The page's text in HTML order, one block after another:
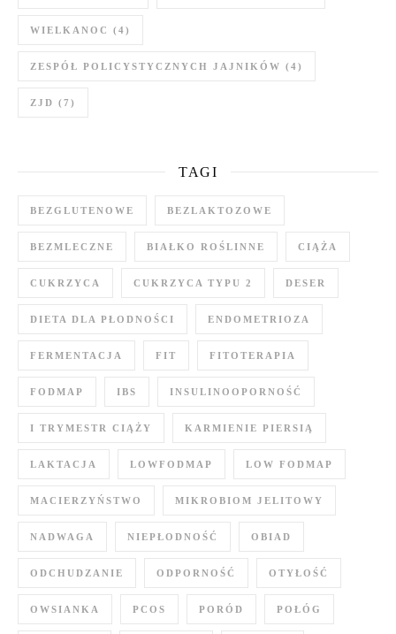
WIELKANOC (4)
ZESPÓŁ POLICYSTYCZNYCH JAJNIKÓW (4)
ZJD (7)
TAGI
BEZGLUTENOWE BEZLAKTOZOWE
BEZMLECZNE BIAŁKO ROŚLINNE CIĄŻA
CUKRZYCA CUKRZYCA TYPU 2 DESER
DIETA DLA PŁODNOŚCI ENDOMETRIOZA
FERMENTACJA FIT FITOTERAPIA
FODMAP IBS INSULINOOPORNOŚĆ
I TRYMESTR CIĄŻY KARMIENIE PIERSIĄ
LAKTACJA LOWFODMAP LOW FODMAP
MACIERZYŃSTWO MIKROBIOM JELITOWY
NADWAGA NIEPŁODNOŚĆ OBIAD
ODCHUDZANIE ODPORNOŚĆ OTYŁOŚĆ
OWSIANKA PCOS PORÓD POŁÓG